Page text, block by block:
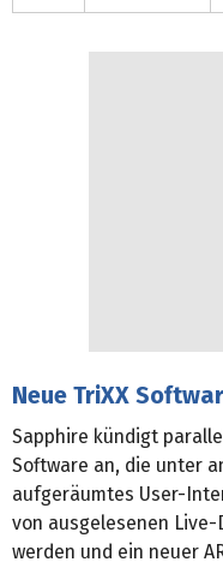
Neue TriXX
Sapphire kündigt
Software an, die unter
aufgeräumtes User-
von ausgelesenen
werden und ein neuer